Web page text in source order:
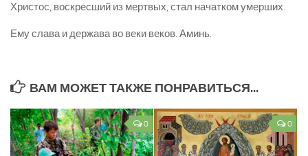
Христос, воскресший из мертвых, стал начатком умерших.
Ему слава и держава во веки веков. Аминь.
ВАМ МОЖЕТ ТАКЖЕ ПОНРАВИТЬСЯ...
0 0